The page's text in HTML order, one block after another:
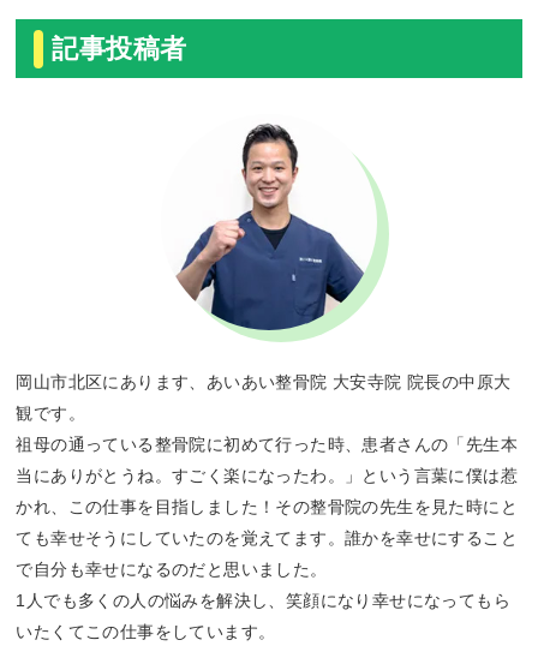
記事投稿者
岡山市北区にあります、あいあい整骨院 大安寺院 院長の中原大
観です。
祖母の通っている整骨院に初めて行った時、患者さんの「先生本
当にありがとうね。すごく楽になったわ。」という言葉に僕は惹
かれ、この仕事を目指しました！その整骨院の先生を見た時にと
ても幸せそうにしていたのを覚えてます。誰かを幸せにすること
で自分も幸せになるのだと思いました。
1人でも多くの人の悩みを解決し、笑顔になり幸せになってもら
いたくてこの仕事をしています。